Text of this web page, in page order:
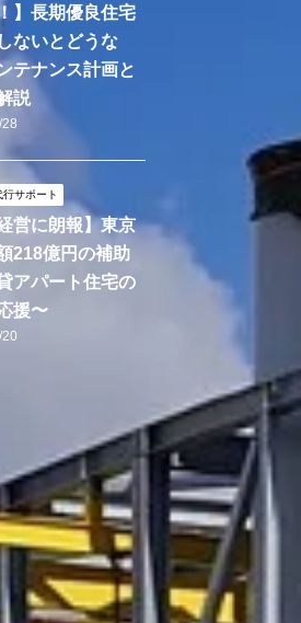
】長期優良住宅
ないとどうな
テナンス計画と
説
サポート
営に朗報】東京
218億円の補助
アパート住宅の
援〜